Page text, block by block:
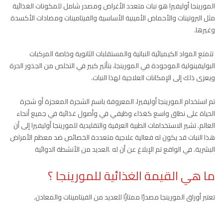
المورينجا أوليفيرا هو نبات متعدد الأغراض ومصدر شامل للمكونات الغذائية
مثل البروتينات والأحماض الأمينية الأساسية والفيتامينات ومضادات الأكسدة
وغيرها.
تتمتع المواد الكيميائية النباتية والمستقلبات الثانوية وخاصة المركبات
البوليفينولية الموجودة في المورينجا، بتأثير كبير في التخلص من الجذور الحرة
ويعزى ذلك إلى الإمكانات العلاجية لهذا النبات.
تم استخدام المورينجا أوليفيرا، المعروفة باسم الشجرة المعجزة أو شجرة
الحياة على نطاق واسع كغذاء وظيفي في وأصول غذائية في جميع أنحاء
العالم. تشير الاستخدامات الطبية العرقية والتقليدية للمورينجا أوليفيرا إلى أن
هذا النبات قد يكون له فعالية علاجية متعددة الخصائص ضد معظم الأمراض
البشرية. في الواقع تم الإبلاغ عن أن له .العديد من الأنشطة الدوائية
ما هي القيمة الغذائية للمورينجا ؟
تعتبر أوراق المورينجا مصدرًا ممتازًا للعديد من الفيتامينات والمعادن.